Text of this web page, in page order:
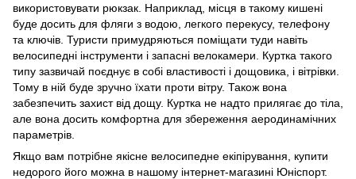
використовувати рюкзак. Наприклад, місця в такому кишені
буде досить для фляги з водою, легкого перекусу, телефону
та ключів. Туристи примудряються поміщати туди навіть
велосипедні інструменти і запасні велокамери. Куртка такого
типу зазвичай поєднує в собі властивості і дощовика, і вітрівки.
Тому в ній буде зручно їхати проти вітру. Також вона
забезпечить захист від дощу. Куртка не надто прилягає до тіла,
але вона досить комфортна для збереження аеродинамічних
параметрів.
Якщо вам потрібне якісне велосипедне екіпірування, купити
недорого його можна в нашому інтернет-магазині Юніспорт.